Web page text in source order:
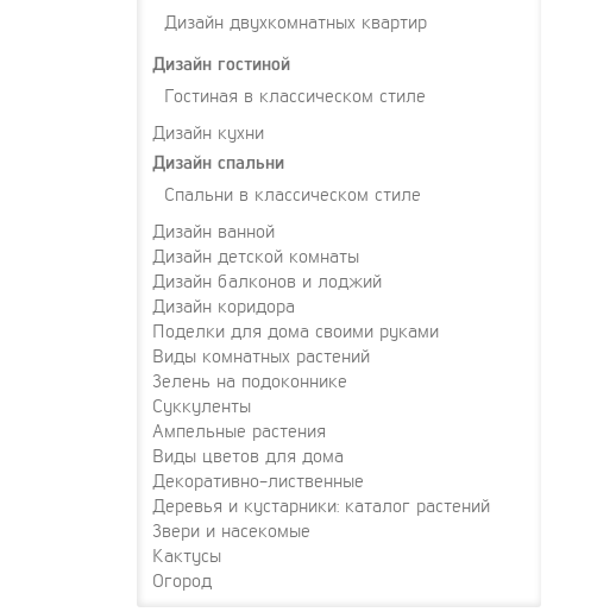
Дизайн двухкомнатных квартир
Дизайн гостиной
Гостиная в классическом стиле
Дизайн кухни
Дизайн спальни
Спальни в классическом стиле
Дизайн ванной
Дизайн детской комнаты
Дизайн балконов и лоджий
Дизайн коридора
Поделки для дома своими руками
Виды комнатных растений
Зелень на подоконнике
Суккуленты
Ампельные растения
Виды цветов для дома
Декоративно-лиственные
Деревья и кустарники: каталог растений
Звери и насекомые
Кактусы
Огород